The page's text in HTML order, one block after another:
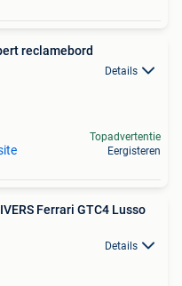
reclamebord
Details
Topadvertentie
Eergisteren
Ferrari GTC4 Lusso
Details